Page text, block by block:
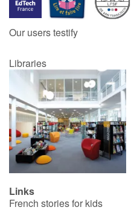
Contraste +
Help
Home
Family
Schools
Libraries
Videos & Tutorials
Our users testify
Libraries
Links
French stories for kids